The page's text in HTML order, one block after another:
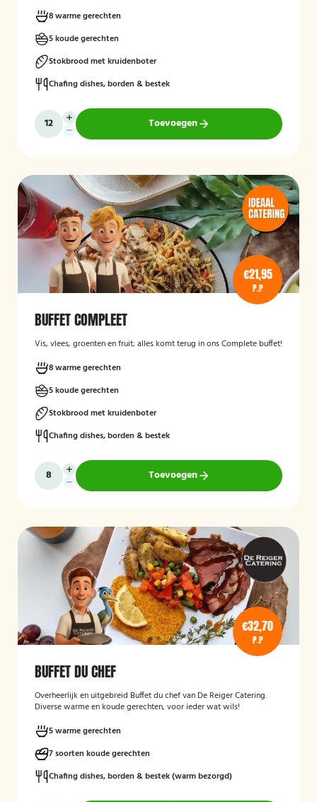
8 warme gerechten
5 koude gerechten
Stokbrood met kruidenboter
Chafing dishes, borden & bestek
Toevoegen
€21,95
P.P
BUFFET COMPLEET
Vis, vlees, groenten en fruit; alles komt terug in ons Complete buffet!
8 warme gerechten
5 koude gerechten
Stokbrood met kruidenboter
Chafing dishes, borden & bestek
Toevoegen
€32,70
P.P
BUFFET DU CHEF
Overheerlijk en uitgebreid Buffet du chef van De Reiger Catering.
Diverse warme en koude gerechten, voor ieder wat wils!
5 warme gerechten
7 soorten koude gerechten
Chafing dishes, borden & bestek (warm bezorgd)